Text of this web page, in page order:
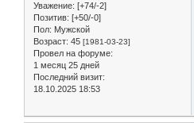
Уважение: [+74/-2]
Позитив: [+50/-0]
Пол: Мужской
Возраст: 45 [1981-03-23]
Провел на форуме:
1 месяц 25 дней
Последний визит:
18.10.2025 18:53